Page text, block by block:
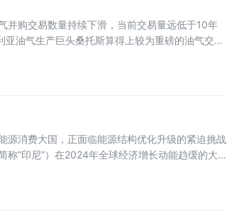
购交易数量持续下滑，当前交易量远低于10年
油气生产巨头桑托斯算得上较为重磅的油气交
源消费大国，正面临能源结构优化升级的紧迫挑战
“印尼”）在2024年全球经济增长动能趋缓的大
中国企业参与印尼新能源建设的可行路径，挖掘